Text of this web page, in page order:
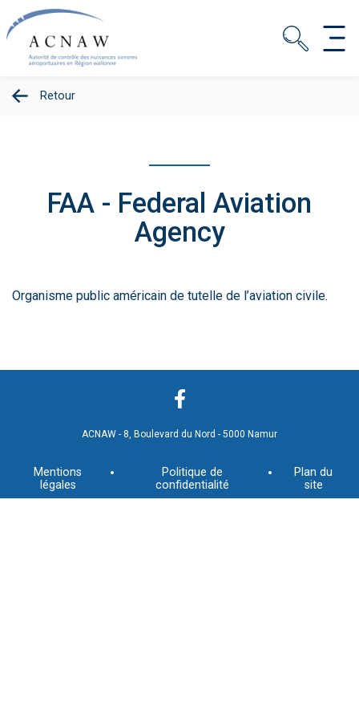
Retour
FAA - Federal Aviation
Agency
Organisme public américain de tutelle de l’aviation civile.
ACNAW - 8, Boulevard du Nord - 5000 Namur
Mentions
légales
Politique de
confidentialité
Plan du
site